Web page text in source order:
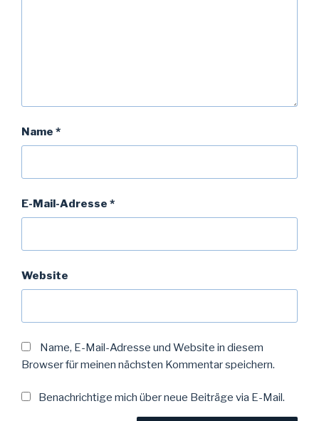
Name *
E-Mail-Adresse *
Website
Name, E-Mail-Adresse und Website in diesem
Browser für meinen nächsten Kommentar speichern.
Benachrichtige mich über neue Beiträge via E-Mail.